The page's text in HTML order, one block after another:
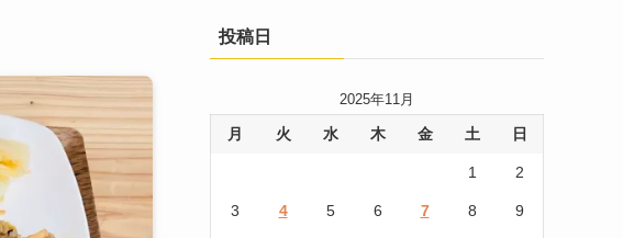
投稿日
2025年11月
月 火 水 木 金 土 日
1 2
3 4 5 6 7 8 9